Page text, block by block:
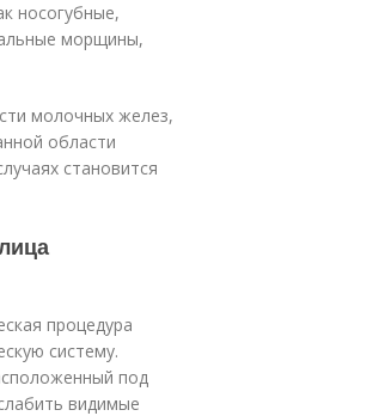
носогубные,
морщины,
молочных желез,
области
становится
процедура
систему.
под
видимые